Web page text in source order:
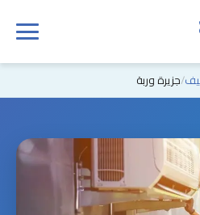
جزيرة وربة